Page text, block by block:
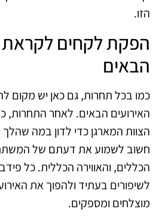
הזו.
הפקת לקחים לקראת
הבאים
כמו בכל תחרות, גם כאן יש מקום
האירועים הבאים. לאחר התחרות,
הצוות המארגן כדי לדון במה
חשוב לשמוע את דעתם של
הכללים, והאווירה הכללית. כל
לשיפורים בעתיד ולהפוך את
מוצלחים ומספקים.